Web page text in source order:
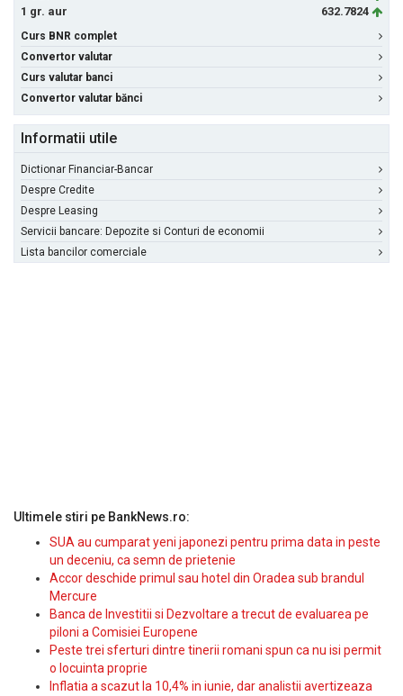
1 gr. aur
632.7824
Curs BNR complet
Convertor valutar
Curs valutar banci
Convertor valutar bănci
Informatii utile
Dictionar Financiar-Bancar
Despre Credite
Despre Leasing
Servicii bancare: Depozite si Conturi de economii
Lista bancilor comerciale
Ultimele stiri pe BankNews.ro:
SUA au cumparat yeni japonezi pentru prima data in peste
un deceniu, ca semn de prietenie
Accor deschide primul sau hotel din Oradea sub brandul
Mercure
Banca de Investitii si Dezvoltare a trecut de evaluarea pe
piloni a Comisiei Europene
Peste trei sferturi dintre tinerii romani spun ca nu isi permit
o locuinta proprie
Inflatia a scazut la 10,4% in iunie, dar analistii avertizeaza